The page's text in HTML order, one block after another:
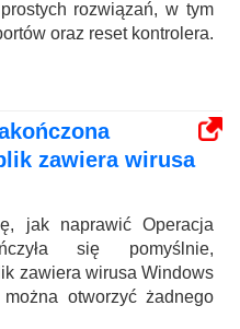
rozwiązań, w tym
oraz reset kontrolera.
zawiera wirusa
jak naprawić Operacja
się pomyślnie,
zawiera wirusa Windows
otworzyć żadnego